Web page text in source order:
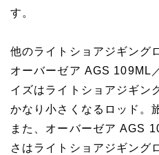
す。
他のライトショアジギング
オーバーゼア AGS 109ML
イズはライトショアジギン
かなり小さくなるロッド。
また、オーバーゼア AGS
さはライトショアジギング